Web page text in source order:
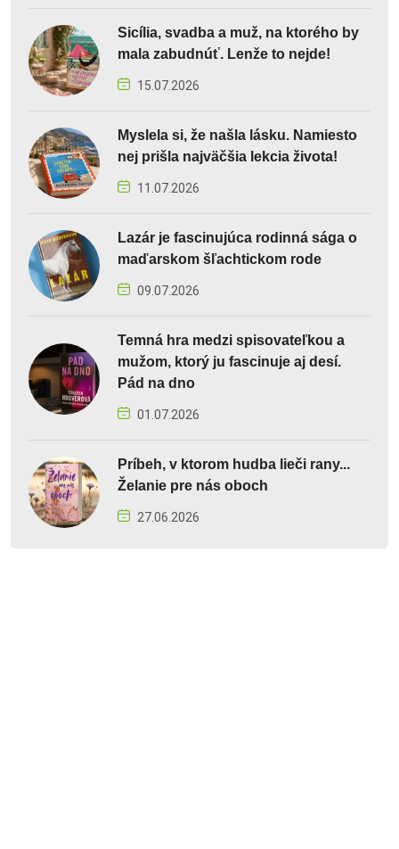
Sicília, svadba a muž, na ktorého by
mala zabudnúť. Lenže to nejde!
15.07.2026
Myslela si, že našla lásku. Namiesto
nej prišla najväčšia lekcia života!
11.07.2026
Lazár je fascinujúca rodinná sága o
maďarskom šľachtickom rode
09.07.2026
Temná hra medzi spisovateľkou a
mužom, ktorý ju fascinuje aj desí.
Pád na dno
01.07.2026
Príbeh, v ktorom hudba lieči rany...
Želanie pre nás oboch
27.06.2026